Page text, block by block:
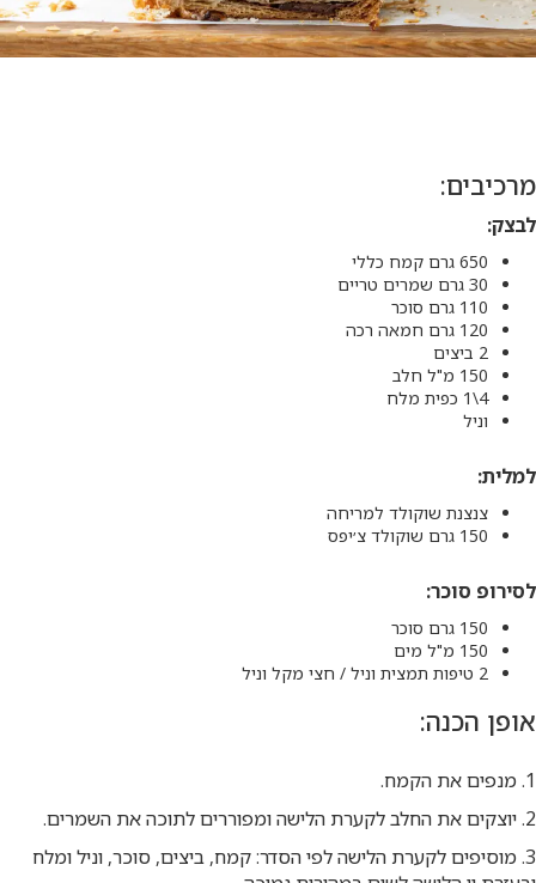
מרכיבים:
לבצק:
650 גרם קמח כללי
30 גרם שמרים טריים
110 גרם סוכר
120 גרם חמאה רכה
2 ביצים
150 מ"ל חלב
4\1 כפית מלח
וניל
למלית:
צנצנת שוקולד למריחה
150 גרם שוקולד צ׳יפס
לסירופ סוכר:
150 גרם סוכר
150 מ"ל מים
2 טיפות תמצית וניל / חצי מקל וניל
אופן הכנה:
1. מנפים את הקמח.
2. יוצקים את החלב לקערת הלישה ומפוררים לתוכה את השמרים.
3. מוסיפים לקערת הלישה לפי הסדר: קמח, ביצים, סוכר, וניל ומלח